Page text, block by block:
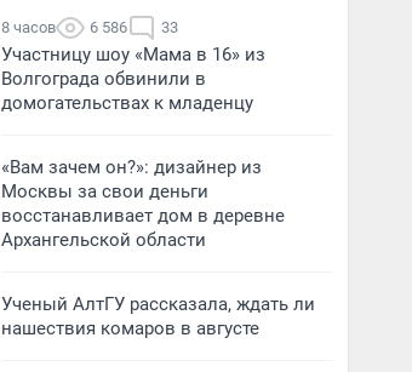
8 часов 6 586 33
Участницу шоу «Мама в 16» из
Волгограда обвинили в
домогательствах к младенцу
«Вам зачем он?»: дизайнер из
Москвы за свои деньги
восстанавливает дом в деревне
Архангельской области
Ученый АлтГУ рассказала, ждать ли
нашествия комаров в августе